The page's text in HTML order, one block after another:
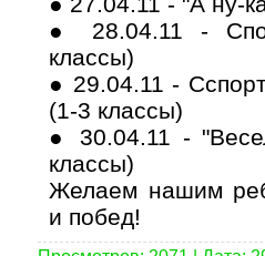
● 28.04.11 -
классы)
● 29.04.11 -
(1-3 классы)
● 30.04.11 -
классы)
Желаем нашим
и побед!